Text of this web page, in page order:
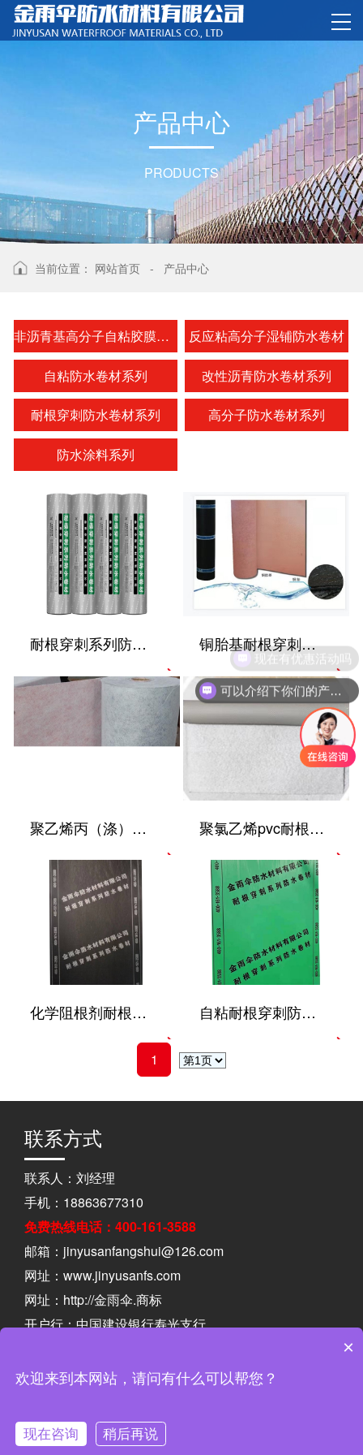
产品中心
PRODUCTS
当前位置： 网站首页 - 产品中心
非沥青基高分子自粘胶膜防水卷材 反应粘高分子湿铺防水卷材
自粘防水卷材系列 改性沥青防水卷材系列
耐根穿刺防水卷材系列 高分子防水卷材系列
防水涂料系列
耐根穿刺系列防水卷材 铜胎基耐根穿刺防水卷材
聚乙烯丙（涤）纶耐根穿刺防水卷材 聚氯乙烯pvc耐根穿刺防水卷材
化学阻根剂耐根穿刺防水卷材 自粘耐根穿刺防水卷材
1
联系方式
联系人：刘经理
手机：18863677310
免费热线电话：400-161-3588
邮箱：jinyusanfangshui@126.com
网址： www.jinyusanfs.com
网址：http://金雨伞.商标
开户行：中国建设银行寿光支行
帐 号：37050167790800002935
鲁ICP备17025781号-1
首页
可以介绍下你们的产品么
现在有优惠活动吗
×
欢迎来到本网站，请问有什么可以帮您？
现在咨询 稍后再说